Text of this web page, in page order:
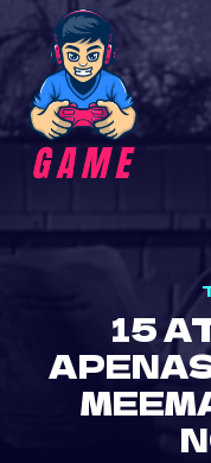
to
content
15